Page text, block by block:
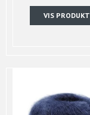
VIS PRODUKT